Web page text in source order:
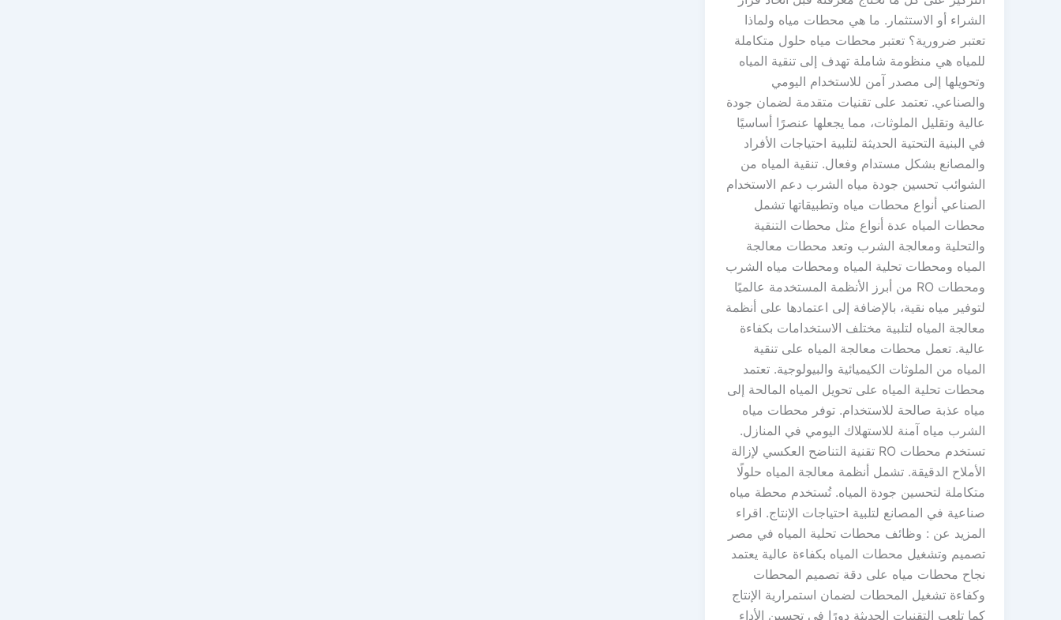
الشراء أو الاستثمار. ما هي محطات مياه ولماذا
تعتبر ضرورية؟ تعتبر محطات مياه حلول متكاملة
للمياه هي منظومة شاملة تهدف إلى تنقية المياه
وتحويلها إلى مصدر آمن للاستخدام اليومي
والصناعي. تعتمد على تقنيات متقدمة لضمان جودة
عالية وتقليل الملوثات، مما يجعلها عنصرًا أساسيًا
في البنية التحتية الحديثة لتلبية احتياجات الأفراد
والمصانع بشكل مستدام وفعال. تنقية المياه من
الشوائب تحسين جودة مياه الشرب دعم الاستخدام
الصناعي أنواع محطات مياه وتطبيقاتها تشمل
محطات المياه عدة أنواع مثل محطات التنقية
والتحلية ومعالجة الشرب وتعد محطات معالجة
المياه ومحطات تحلية المياه ومحطات مياه الشرب
ومحطات RO من أبرز الأنظمة المستخدمة عالميًا
لتوفير مياه نقية، بالإضافة إلى اعتمادها على أنظمة
معالجة المياه لتلبية مختلف الاستخدامات بكفاءة
عالية. تعمل محطات معالجة المياه على تنقية
المياه من الملوثات الكيميائية والبيولوجية. تعتمد
محطات تحلية المياه على تحويل المياه المالحة إلى
مياه عذبة صالحة للاستخدام. توفر محطات مياه
الشرب مياه آمنة للاستهلاك اليومي في المنازل.
تستخدم محطات RO تقنية التناضح العكسي لإزالة
الأملاح الدقيقة. تشمل أنظمة معالجة المياه حلولًا
متكاملة لتحسين جودة المياه. تُستخدم محطة مياه
صناعية في المصانع لتلبية احتياجات الإنتاج. اقراء
المزيد عن : وظائف محطات تحلية المياه في مصر
تصميم وتشغيل محطات المياه بكفاءة عالية يعتمد
نجاح محطات مياه على دقة تصميم المحطات
وكفاءة تشغيل المحطات لضمان استمرارية الإنتاج
كما تلعب التقنيات الحديثة دورًا في تحسين الأداء